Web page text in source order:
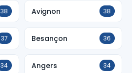
38 Avignon 38
37 Besançon 36
34 Angers 34